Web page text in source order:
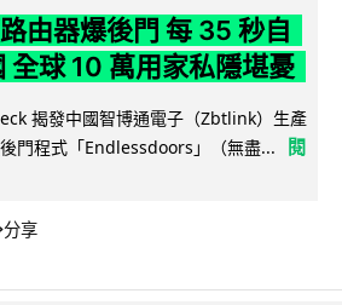
由器爆後門 每 35 秒自
全球 10 萬用家私隱堪憂
揭發中國智博通電子（Zbtlink）生產
門程式「Endlessdoors」（無盡...
閱
分享